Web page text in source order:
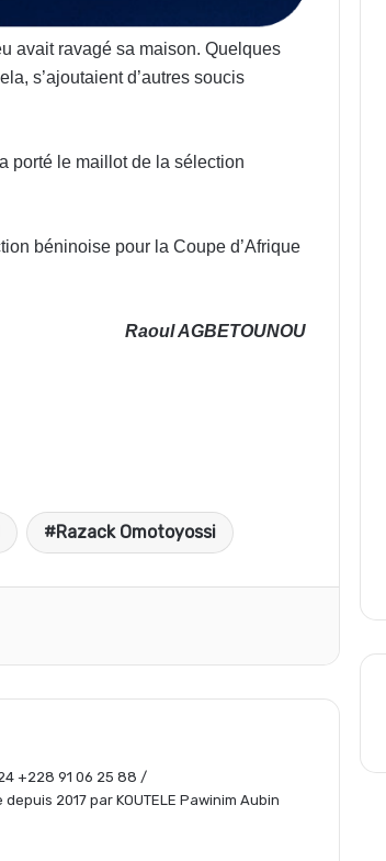
avait ravagé sa maison. Quelques
s’ajoutaient d’autres soucis
porté le maillot de la sélection
béninoise pour la Coupe d’Afrique
Raoul AGBETOUNOU
Razack Omotoyossi
+228 91 06 25 88 /
2017 par KOUTELE Pawinim Aubin